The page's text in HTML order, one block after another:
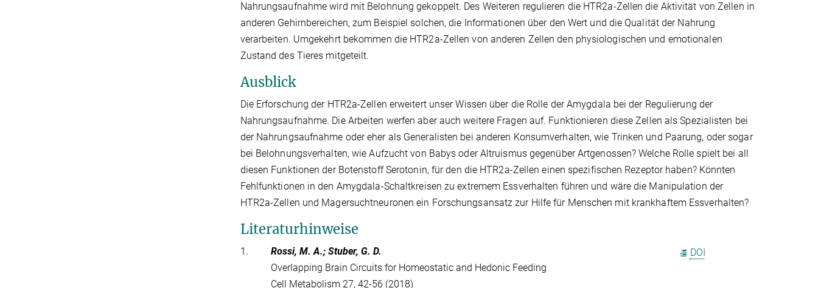
Nahrungsaufnahme wird mit Belohnung gekoppelt. Des Weiteren regulieren die HTR2a-Zellen die Aktivität von Zellen in
anderen Gehirnbereichen, zum Beispiel solchen, die Informationen über den Wert und die Qualität der Nahrung
verarbeiten. Umgekehrt bekommen die HTR2a-Zellen von anderen Zellen den physiologischen und emotionalen
Zustand des Tieres mitgeteilt.
Ausblick
Die Erforschung der HTR2a-Zellen erweitert unser Wissen über die Rolle der Amygdala bei der Regulierung der
Nahrungsaufnahme. Die Arbeiten werfen aber auch weitere Fragen auf. Funktionieren diese Zellen als Spezialisten bei
der Nahrungsaufnahme oder eher als Generalisten bei anderen Konsumverhalten, wie Trinken und Paarung, oder sogar
bei Belohnungsverhalten, wie Aufzucht von Babys oder Altruismus gegenüber Artgenossen? Welche Rolle spielt bei all
diesen Funktionen der Botenstoff Serotonin, für den die HTR2a-Zellen einen spezifischen Rezeptor haben? Könnten
Fehlfunktionen in den Amygdala-Schaltkreisen zu extremem Essverhalten führen und wäre die Manipulation der
HTR2a-Zellen und Magersuchtneuronen ein Forschungsansatz zur Hilfe für Menschen mit krankhaftem Essverhalten?
Literaturhinweise
1.
Rossi, M. A.; Stuber, G. D.
Overlapping Brain Circuits for Homeostatic and Hedonic Feeding
Cell Metabolism 27, 42-56 (2018)
DOI